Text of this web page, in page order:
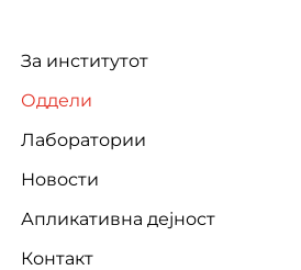
За институтот
Оддели
Лаборатории
Новости
Апликативна дејност
Контакт